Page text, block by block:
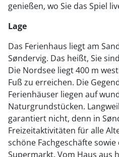
genießen, wo Sie das Spiel
Lage
Das Ferienhaus liegt am
Søndervig. Das heißt, Sie
Die Nordsee liegt 400 m
Fuß zu erreichen. Die
Ferienhäuser liegen auf
Naturgrundstücken.
garantiert nicht, denn in
Freizeitaktivitäten für alle
schöne Fachgeschäfte
Supermarkt. Vom Haus aus